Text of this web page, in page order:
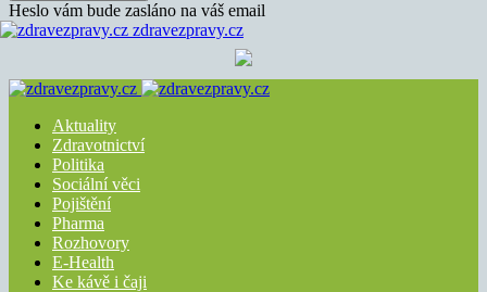
Heslo vám bude zasláno na váš email
zdravezpravy.cz
Aktuality
Zdravotnictví
Politika
Sociální věci
Pojištění
Pharma
Rozhovory
E-Health
Ke kávě i čaji